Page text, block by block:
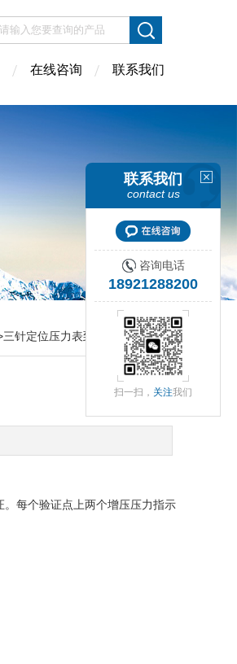
在线咨询 联系我们
三针定位压力表到底该怎么检定？
每个验证点上两个增压压力指示
联系我们
contact us
咨询电话
18921288200
扫一扫， 关注我们